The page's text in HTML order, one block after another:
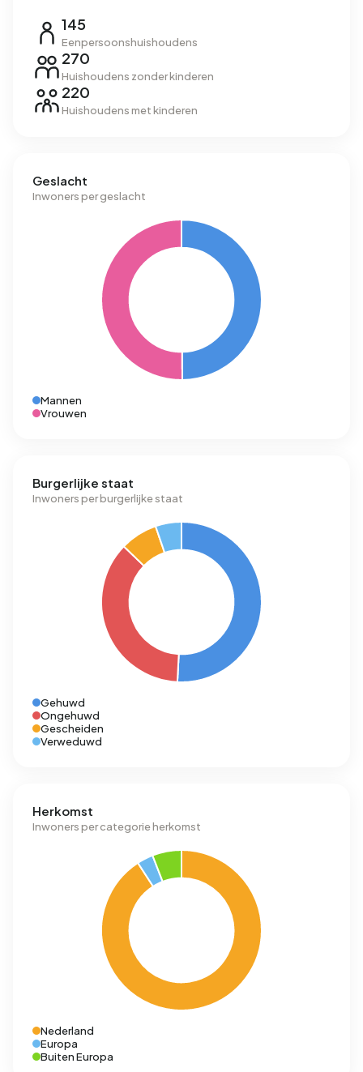
145
Eenpersoonshuishoudens
270
Huishoudens zonder kinderen
220
Huishoudens met kinderen
Geslacht
Inwoners per geslacht
Mannen
Vrouwen
Burgerlijke staat
Inwoners per burgerlijke staat
Gehuwd
Ongehuwd
Gescheiden
Verweduwd
Herkomst
Inwoners per categorie herkomst
Nederland
Europa
Buiten Europa